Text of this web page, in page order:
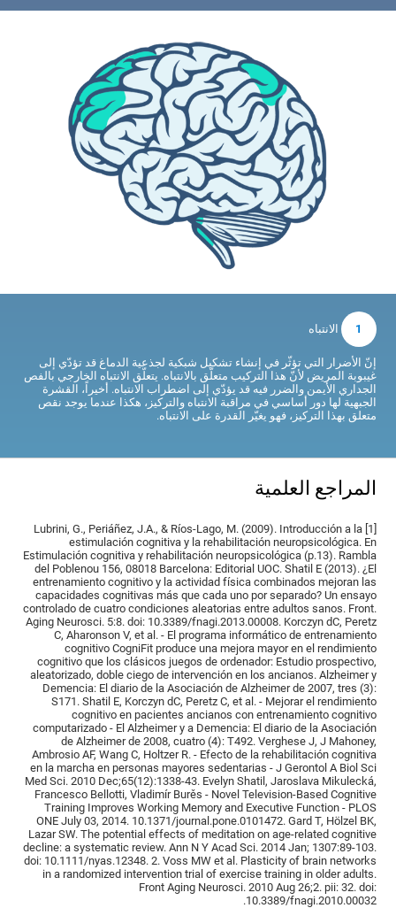
1 الانتباه
إنّ الأضرار التي تؤثّر في إنشاء تشكيل شبكية لجذعية الدماغ قد تؤدّي إلى
غيبوبة المريض لأنّ هذا التركيب متعلّق بالانتباه. يتعلّق الانتباه الخارجي بالفص
الجداري الأيمن والضرر فيه قد يؤدّي إلى اضطراب الانتباه. أخيراً، القشرة
الجبهية لها دور أساسي في مراقبة الانتباه والتركيز، هكذا عندما يوجد نقص
متعلق بهذا التركيز، فهو يغيّر القدرة على الانتباه.
المراجع العلمية
[1] Lubrini, G., Periáñez, J.A., & Ríos-Lago, M. (2009). Introducción a la
estimulación cognitiva y la rehabilitación neuropsicológica. En
Estimulación cognitiva y rehabilitación neuropsicológica (p.13). Rambla
del Poblenou 156, 08018 Barcelona: Editorial UOC. Shatil E (2013). ¿El
entrenamiento cognitivo y la actividad física combinados mejoran las
capacidades cognitivas más que cada uno por separado? Un ensayo
controlado de cuatro condiciones aleatorias entre adultos sanos. Front.
Aging Neurosci. 5:8. doi: 10.3389/fnagi.2013.00008. Korczyn dC, Peretz
C, Aharonson V, et al. - El programa informático de entrenamiento
cognitivo CogniFit produce una mejora mayor en el rendimiento
cognitivo que los clásicos juegos de ordenador: Estudio prospectivo,
aleatorizado, doble ciego de intervención en los ancianos. Alzheimer y
Demencia: El diario de la Asociación de Alzheimer de 2007, tres (3):
S171. Shatil E, Korczyn dC, Peretz C, et al. - Mejorar el rendimiento
cognitivo en pacientes ancianos con entrenamiento cognitivo
computarizado - El Alzheimer y a Demencia: El diario de la Asociación
de Alzheimer de 2008, cuatro (4): T492. Verghese J, J Mahoney,
Ambrosio AF, Wang C, Holtzer R. - Efecto de la rehabilitación cognitiva
en la marcha en personas mayores sedentarias - J Gerontol A Biol Sci
Med Sci. 2010 Dec;65(12):1338-43. Evelyn Shatil, Jaroslava Mikulecká,
Francesco Bellotti, Vladimír Burěs - Novel Television-Based Cognitive
Training Improves Working Memory and Executive Function - PLOS
ONE July 03, 2014. 10.1371/journal.pone.0101472. Gard T, Hölzel BK,
Lazar SW. The potential effects of meditation on age-related cognitive
decline: a systematic review. Ann N Y Acad Sci. 2014 Jan; 1307:89-103.
doi: 10.1111/nyas.12348. 2. Voss MW et al. Plasticity of brain networks
in a randomized intervention trial of exercise training in older adults.
Front Aging Neurosci. 2010 Aug 26;2. pii: 32. doi:
10.3389/fnagi.2010.00032.